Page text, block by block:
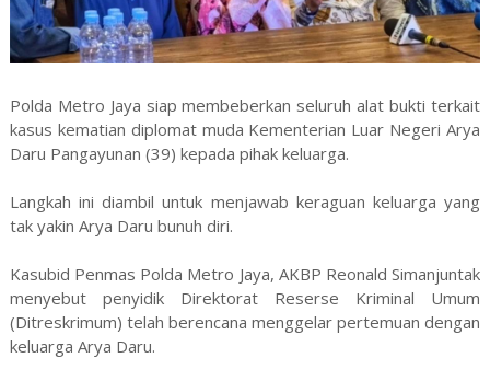
Polda Metro Jaya siap membeberkan seluruh alat bukti terkait
kasus kematian diplomat muda Kementerian Luar Negeri Arya
Daru Pangayunan (39) kepada pihak keluarga.
Langkah ini diambil untuk menjawab keraguan keluarga yang
tak yakin Arya Daru bunuh diri.
Kasubid Penmas Polda Metro Jaya, AKBP Reonald Simanjuntak
menyebut penyidik Direktorat Reserse Kriminal Umum
(Ditreskrimum) telah berencana menggelar pertemuan dengan
keluarga Arya Daru.